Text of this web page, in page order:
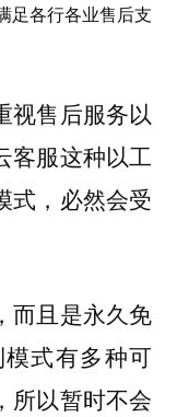
足各行各业售后支
视售后服务以
客服这种以工
式，必然会受
而且是永久免
式有多种可
所以暂时不会